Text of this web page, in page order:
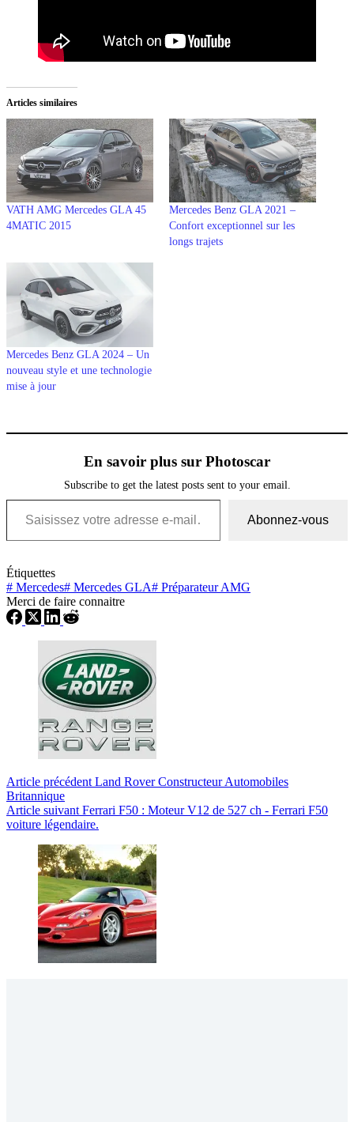
Articles similaires
VATH AMG Mercedes GLA 45
4MATIC 2015
Mercedes Benz GLA 2021 –
Confort exceptionnel sur les
longs trajets
Mercedes Benz GLA 2024 – Un
nouveau style et une technologie
mise à jour
En savoir plus sur Photoscar
Subscribe to get the latest posts sent to your email.
Saisissez votre adresse e-mail…
Abonnez-vous
Étiquettes
# Mercedes# Mercedes GLA# Préparateur AMG
Merci de faire connaitre
Article précédent Land Rover Constructeur Automobiles
Britannique
Article suivant Ferrari F50 : Moteur V12 de 527 ch - Ferrari F50
voiture légendaire.